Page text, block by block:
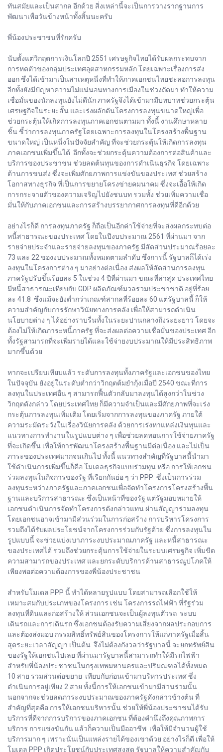
ทันสมัยและเป็นสากล อีกด้วย สิ่งเหล่านี้จะเป็นการวางรากฐานการ
พัฒนาเพื่อวันข้างหน้าทั้งสิ้นนะครับ
พี่น้องประชาชนที่รักครับ
นับตั้งแต่วิกฤตการเงินโลกปี 2551 เศรษฐกิจไทยได้รับผลกระทบจาก
การหดตัวของกลุ่มประเทศอุตสาหกรรมหลัก โดยเฉพาะเรื่องการส่ง
ออก ซึ่งได้เข้ามาเป็นสาเหตุหนึ่งที่ทำให้ภาคเอกชนไทยชะลอการลงทุน
อีกทั้งยังมีปัญหาความไม่แน่นอนทางการเมืองในช่วงถัดมา ทำให้ความ
เชื่อมั่นของนักลงทุนยังไม่ดีนัก ภาครัฐจึงได้เข้ามามีบทบาทช่วยกระตุ้น
เศรษฐกิจในระยะสั้น และเร่งผลักดันโครงการลงทุนขนาดใหญ่เพื่อ
ช่วยกระตุ้นให้เกิดการลงทุนภาคเอกชนตามมา ทั้งนี้ งานศึกษาหลาย
ชิ้น ชี้ว่าการลงทุนภาครัฐโดยเฉพาะการลงทุนในโครงสร้างพื้นฐาน
ขนาดใหญ่ เป็นหนึ่งในปัจจัยสำคัญ ที่จะช่วยกระตุ้นให้เกิดการลงทุน
ภาคเอกชนเพิ่มขึ้นได้ อีกทั้งจะช่วยกระตุ้นความต้องการต่อสินค้าและ
บริการของประชาชน ช่วยลดต้นทุนของการดำเนินธุรกิจ โดยเฉพาะ
ด้านการขนส่ง ซึ่งจะเพิ่มศักยภาพการแข่งขันของประเทศ ช่วยสร้าง
โอกาสทางธุรกิจ ที่เป็นการขยายโครงข่ายคมนาคม ซึ่งจะเอื้อให้เกิด
การกระจายตัวของความเจริญไปยังชนบท รวมทั้ง ช่วยเพิ่มความเชื่อ
มั่นให้กับภาคเอกชนและการสร้างบรรยากาศการลงทุนที่ดีอีกด้วย
อย่างไรก็ดี การลงทุนภาครัฐ ก็ถือเป็นอีกค่าใช้จ่ายที่จะส่งผลกระทบต่อ
หนี้สาธารณะของประเทศ โดยในปีงบประมาณ 2561 ที่ผ่านมา จาก
รายจ่ายประจำและรายจ่ายลงทุนของภาครัฐ มีสัดส่วนประมาณร้อยละ
73 และ 22 ของงบประมาณทั้งหมดตามลำดับ ซึ่งการนี้ รัฐบาลก็ได้เร่ง
ลงทุนในโครงการต่าง ๆ มาอย่างต่อเนื่อง ส่งผลให้สัดส่วนการลงทุน
ภาครัฐปรับขึ้นร้อยละ 5 ในช่วง 4 ปีที่ผ่านมา ขณะที่ล่าสุด ประเทศไทย
มีหนี้สาธารณะเทียบกับ GDP ผลิตภัณฑ์มวลรวมประชาชาติ อยู่ที่ร้อย
ละ 41.8 ซึ่งแม้จะยังต่ำกว่าเกณฑ์สากลที่ร้อยละ 60 แต่รัฐบาลนี้ ก็ให้
ความสำคัญกับการรักษาวินัยทางการคลัง เพื่อให้สามารถดำเนิน
นโยบายต่าง ๆ ได้อย่างราบรื่นทั้งในระยะปานกลางถึงระยะยาว โดยจะ
ต้องไม่ให้เกิดภาระหนี้ภาครัฐ ที่จะส่งผลต่อความเชื่อมั่นของประเทศ อีก
ทั้งรัฐสามารถที่จะเพิ่มรายได้และใช้จ่ายงบประมาณให้มีประสิทธิภาพ
มากขึ้นด้วย
หากจะเปรียบเทียบแล้ว ระดับการลงทุนทั้งภาครัฐและเอกชนของไทย
ในปัจจุบัน ยังอยู่ในระดับต่ำกว่าวิกฤตต้มยำกุ้งเมื่อปี 2540 ขณะที่การ
ลงทุนในประเทศอื่น ๆ สามารถฟื้นตัวกลับมาลงทุนได้สูงกว่าในช่วง
วิกฤตดังกล่าว โดยประเทศไทย ก็มีความจำเป็นและมีศักยภาพที่จะเร่ง
กระตุ้นการลงทุนเพิ่มเติม โดยเริ่มจากการลงทุนของภาครัฐ ภายใต้
ความระมัดระวังในเรื่องวินัยการคลัง ด้วยการเร่งหาแหล่งเงินทุนและ
แนวทางการทำงานในรูปแบบต่าง ๆ เพื่อช่วยลดทอนการใช้จ่ายภาครัฐ
ที่จะเกิดขึ้น เพื่อให้การพัฒนาโครงสร้างพื้นฐานมีต่อเนื่อง และไม่เป็น
ภาระของประเทศมากจนเกินไป ทั้งนี้ แนวทางสำคัญที่รัฐบาลนี้นำมา
ใช้ดำเนินการเพิ่มขึ้นก็คือ โมเดลธุรกิจแบบร่วมทุน หรือ การให้เอกชน
ร่วมลงทุนในกิจการของรัฐ ที่เรียกกันย่อ ๆ ว่า PPP ซึ่งเป็นการร่วม
ลงทุนระหว่างภาครัฐและภาคเอกชนเพื่อจัดทำโครงการโครงสร้างพื้น
ฐานและบริการสาธารณะ ซึ่งเป็นหน้าที่ของรัฐ แต่รัฐมอบหมายให้
เอกชนดำเนินการจัดทำโครงการดังกล่าวแทน ผ่านสัญญาร่วมลงทุน
โดยเอกชนอาจเข้ามามีส่วนร่วมในการก่อสร้าง การบริหารโครงการ
รวมถึงได้รับผลประโยชน์จากโครงการร่วมกับรัฐด้วย ซึ่งการลงทุนใน
รูปแบบนี้ จะช่วยแบ่งเบาภาระงบประมาณภาครัฐ และหนี้สาธารณะ
ของประเทศได้ รวมถึงช่วยกระตุ้นการใช้จ่ายในระบบเศรษฐกิจ เพิ่มขีด
ความสามารถของประเทศ และยกระดับบริการด้านสาธารณูปโภคให้
เพียงพอต่อความต้องการของพี่น้องประชาชน
สำหรับโมเดล PPP นี้ ทำได้หลายรูปแบบ โดยสามารถเลือกใช้ให้
เหมาะสมกับประเภทของโครงการ เช่น โครงการรถไฟฟ้า ที่รัฐร่วม
ลงทุนที่ดินและก่อสร้างให้ ส่วนเอกชนจะเป็นผู้ลงทุนตัวรถ ระบบ
เดินรถและการเดินรถ ซึ่งเอกชนต้องรับความเสี่ยงจากผลประกอบการ
และต้องส่งมอบ กรรมสิทธิ์ทรัพย์สินของโครงการให้แก่ภาครัฐเมื่อสิ้น
สุดระยะเวลาสัญญา เป็นต้น จึงไม่ต้องกังวลว่ารัฐบาลนี้ จะยกทรัพย์สิน
ของรัฐให้เอกชนไปเลย ที่ผ่านมารัฐบาลนี้สามารถทำให้มีรถไฟฟ้า
สำหรับพี่น้องประชาชนในกรุงเทพมหานครและปริมณฑลได้ทั้งหมด
10 สาย รวมส่วนต่อขยาย เทียบกับก่อนเข้ามาบริหารประเทศ ซึ่ง
ดำเนินการอยู่เพียง 2 สาย ทั้งนี้การให้เอกชนเข้ามามีส่วนร่วมนั้น
นอกจากจะช่วยลดภาระงบประมาณของภาครัฐดังกล่าวข้างต้น ที่
สำคัญที่สุดคือ การให้เอกชนบริหารนั้น ช่วยให้พี่น้องประชาชนได้รับ
บริการที่ดีจากการบริการของภาคเอกชน ที่ต้องคำนึงถึงคุณภาพการ
บริการ การแข่งขันกัน แล้วก็ความเป็นมืออาชีพ เพื่อให้มีจำนวนผู้ใช้
บริการมาก ๆ เพราะนั่นเป็นแหล่งรายได้ของเขาด้วย อย่างไรก็ดี เพื่อให้
โมเดล PPP เกิดประโยชน์กับประเทศสูงสุด รัฐบาลให้ความสำคัญกับ